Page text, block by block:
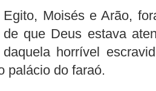
Moisés e Arão,
que Deus estava
horrível
palácio do faraó.